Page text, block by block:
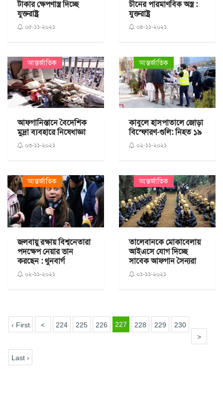
টাকার ক্ষেপণাস্ত্র দিচ্ছে
যুক্তরাষ্ট্র
০৫-১১-২০২১
চীনের পারমাণবিক অস্ত্র :
যুক্তরাষ্ট্র
০৪-১১-২০২১
আন্তর্জাতিক
আফগানিস্তানে বৈদেশিক
মুদ্রা ব্যবহারে নিষেধাজ্ঞা
০৩-১১-২০২১
আন্তর্জাতিক
কাবুলে হাসপাতালে জোড়া
বিস্ফোরণ-গুলি: নিহত ১৯
০২-১১-২০২১
আন্তর্জাতিক
জলবায়ু রক্ষায় বিশ্বনেতারা
পদক্ষেপ নেয়ার ভান
করছেন : থুনবার্গ
০২-১১-২০২১
আন্তর্জাতিক
তালেবানকে মোকাবেলায়
আইএসে যোগ দিচ্ছে
সাবেক আফগান সৈন্যরা
০১-১১-২০২১
‹ First < 224 225 226 227 228 229
230
>
Last ›